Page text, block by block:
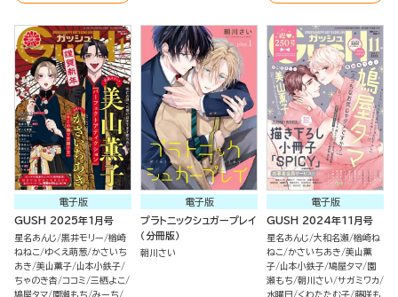
電子版
GUSH 2025年1月号
星名あんじ 黒井モリー 楢崎
ねねこ
ゆくえ萌葱 かさいち
あき 美山薫子 山本小鉄子
ちゃのき杏
ココミ 三栖よこ
鳩屋タマ 園瀬もち みーち
電子版
プラトニックシュガープレイ
（分冊版）
朝川さい
電子版
GUSH 2024年11月号
星名あんじ 大和名瀬 楢崎ね
ねこ
かさいちあき 美山薫
子 山本小鉄子 鳩屋タマ 園
瀬もち 朝川さい サガミワカ
水曜日
くわたたむ子 藤咲も